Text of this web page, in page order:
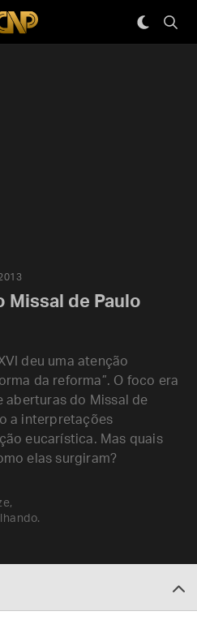
Missal de Paulo
deu uma atenção
da reforma”. O foco era
aberturas do Missal de
a interpretações
eucarística. Mas quais
elas surgiram?